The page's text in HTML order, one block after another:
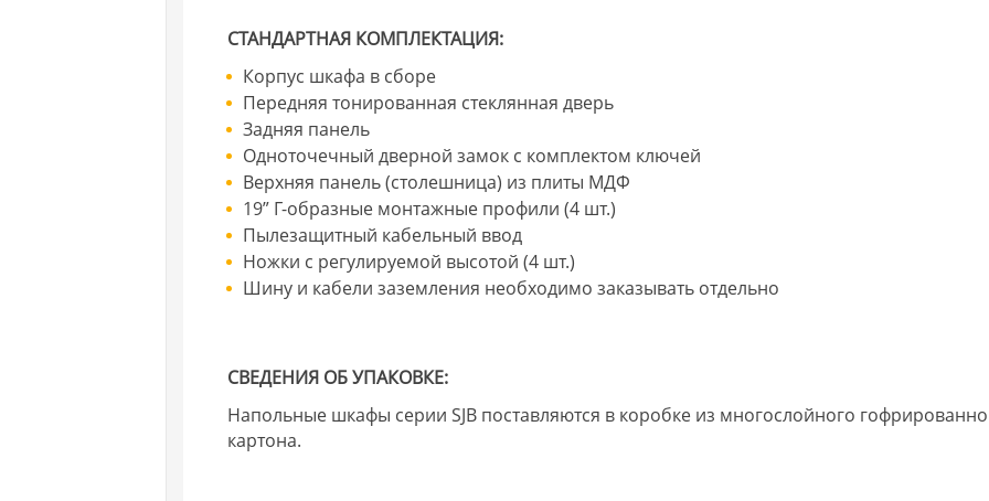
СТАНДАРТНАЯ КОМПЛЕКТАЦИЯ:
Корпус шкафа в сборе
Передняя тонированная стеклянная дверь
Задняя панель
Одноточечный дверной замок с комплектом ключей
Верхняя панель (столешница) из плиты МДФ
19” Г-образные монтажные профили (4 шт.)
Пылезащитный кабельный ввод
Ножки с регулируемой высотой (4 шт.)
Шину и кабели заземления необходимо заказывать отдельно
СВЕДЕНИЯ ОБ УПАКОВКЕ:
Напольные шкафы серии SJB поставляются в коробке из многослойного
картона.